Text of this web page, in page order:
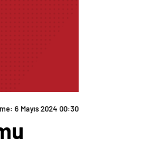
6 Mayıs 2024 00:30